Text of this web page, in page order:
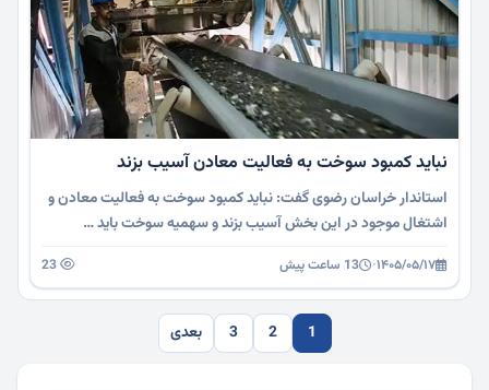
نباید کمبود سوخت به فعالیت معادن آسیب بزند
استاندار خراسان رضوی گفت: نباید کمبود سوخت به فعالیت معادن و
اشتغال موجود در این بخش آسیب بزند و سهمیه سوخت باید …
۱۴۰۵/۰۵/۱۷· 13 ساعت پیش
1
2
3 بعدی